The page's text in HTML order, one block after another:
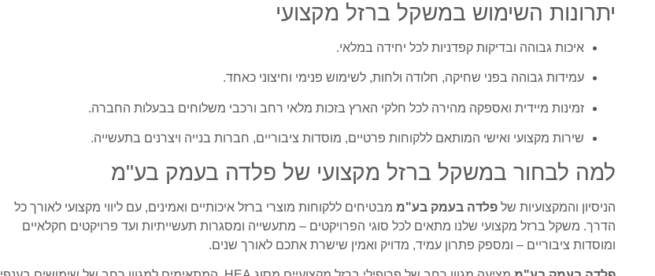
יתרונות השימוש במשקל ברזל מקצועי
איכות גבוהה ובדיקות קפדניות לכל יחידה במלאי.
עמידות גבוהה בפני שחיקה, חלודה ולחות, לשימוש פנימי וחיצוני כאחד.
זמינות מיידית ואספקה מהירה לכל חלקי הארץ בזכות מלאי רחב ורכבי משלוחים בבעלות החברה.
שירות מקצועי ואישי המותאם ללקוחות פרטיים, מוסדות ציבוריים, חברות בנייה ויצרנים בתעשייה.
למה לבחור במשקל ברזל מקצועי של פלדה בעמק בע"מ
הניסיון והמקצועיות של פלדה בעמק בע"מ מבטיחים ללקוחות מוצרי ברזל איכותיים ואמינים, עם ליווי מקצועי לאורך כל
הדרך. משקל ברזל מקצועי שלנו מתאים לכל סוגי הפרויקטים – מתעשייה ומסגרות תעשייתיות ועד פרויקטים חקלאיים
ומוסדות ציבוריים – ומספק פתרון עמיד, מדויק ואמין שישרת אתכם לאורך שנים.